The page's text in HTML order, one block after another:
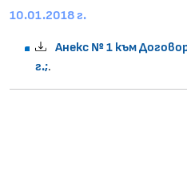
10.01.2018 г.
Анекс № 1 към
г.;.